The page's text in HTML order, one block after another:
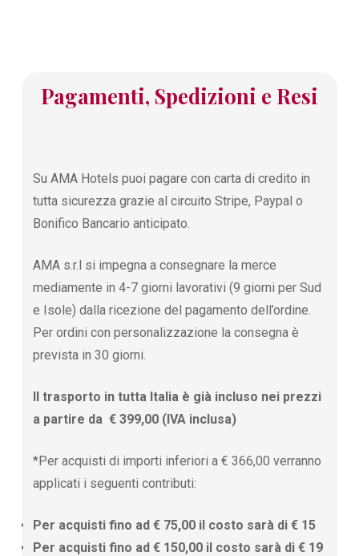
Pagamenti, Spedizioni e Resi
Su AMA Hotels puoi pagare con carta di credito in
tutta sicurezza grazie al circuito Stripe, Paypal o
Bonifico Bancario anticipato.
AMA s.r.l si impegna a consegnare la merce
mediamente in 4-7 giorni lavorativi (9 giorni per Sud
e Isole) dalla ricezione del pagamento dell’ordine.
Per ordini con personalizzazione la consegna è
prevista in 30 giorni.
Il trasporto in tutta Italia è già incluso nei prezzi
a partire da € 399,00 (IVA inclusa)
*Per acquisti di importi inferiori a € 366,00 verranno
applicati i seguenti contributi:
Per acquisti fino ad € 75,00 il costo sarà di € 15
Per acquisti fino ad € 150,00 il costo sarà di € 19